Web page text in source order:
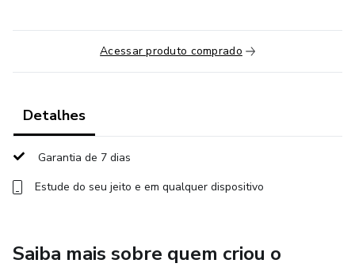
importantes voltados aos trabalhos, direito de recusa,
capacitação e documentações.
segurança em instalações e serviços em eletricidade,
procedimentos adequados para realização de trabalhos,
regulamentações legais, análise de riscos, condutas em
e o que se envolve o rigor da norma. Além disso, você
muito mais.
Acessar produto comprado
Detalhes
Garantia de 7 dias
Estude do seu jeito e em qualquer dispositivo
Saiba mais sobre quem criou o